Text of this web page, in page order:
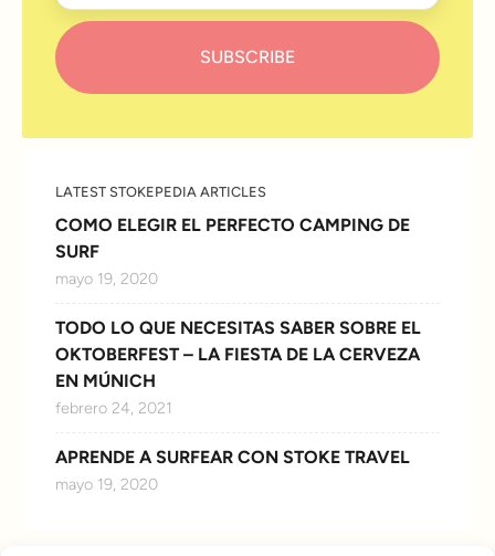
LATEST STOKEPEDIA ARTICLES
COMO ELEGIR EL PERFECTO CAMPING DE
SURF
mayo 19, 2020
TODO LO QUE NECESITAS SABER SOBRE EL
OKTOBERFEST – LA FIESTA DE LA CERVEZA
EN MÚNICH
febrero 24, 2021
APRENDE A SURFEAR CON STOKE TRAVEL
mayo 19, 2020